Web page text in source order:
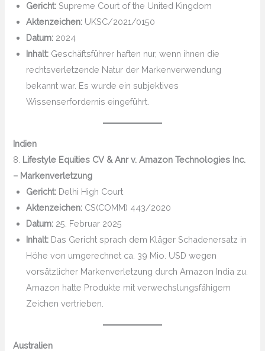
Gericht: Supreme Court of the United Kingdom
Aktenzeichen: UKSC/2021/0150
Datum: 2024
Inhalt: Geschäftsführer haften nur, wenn ihnen die
rechtsverletzende Natur der Markenverwendung
bekannt war. Es wurde ein subjektives
Wissenserfordernis eingeführt.
Indien
8. Lifestyle Equities CV & Anr v. Amazon Technologies Inc.
– Markenverletzung
Gericht: Delhi High Court
Aktenzeichen: CS(COMM) 443/2020
Datum: 25. Februar 2025
Inhalt: Das Gericht sprach dem Kläger Schadenersatz in
Höhe von umgerechnet ca. 39 Mio. USD wegen
vorsätzlicher Markenverletzung durch Amazon India zu.
Amazon hatte Produkte mit verwechslungsfähigem
Zeichen vertrieben.
Australien